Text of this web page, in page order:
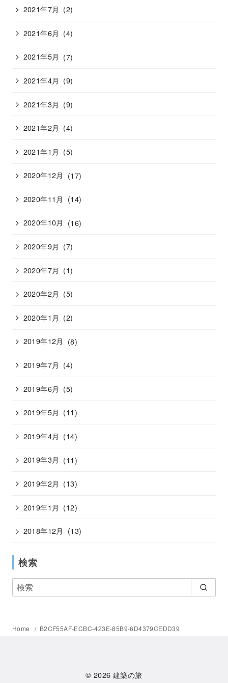
2021年7月 (2)
2021年6月 (4)
2021年5月 (7)
2021年4月 (9)
2021年3月 (9)
2021年2月 (4)
2021年1月 (5)
2020年12月 (17)
2020年11月 (14)
2020年10月 (16)
2020年9月 (7)
2020年7月 (1)
2020年2月 (5)
2020年1月 (2)
2019年12月 (8)
2019年7月 (4)
2019年6月 (5)
2019年5月 (11)
2019年4月 (14)
2019年3月 (11)
2019年2月 (13)
2019年1月 (12)
2018年12月 (13)
検索
Home B2CF55AF-ECBC-423E-85B9-6D4379CEDD39
© 2026建築の旅